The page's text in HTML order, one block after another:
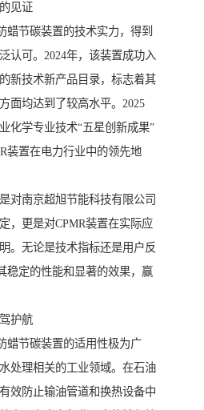
见证
蜡节碳装置的技术实力，得到
认可。2024年，该装置成功入
新技术新产品目录，标志着其
面均达到了较高水平。2025
化学专业技术“五星创新成果”
装置在电力行业中的领先地
对南京超旭节能科技有限公司
，更是对CPMR装置在实际应
。无论是技术指标还是用户反
稳定的性能和显著的效果，赢
护航
蜡节碳装置的适用性极为广
处理相关的工业领域。在石油
效防止输油管道和换热设备中